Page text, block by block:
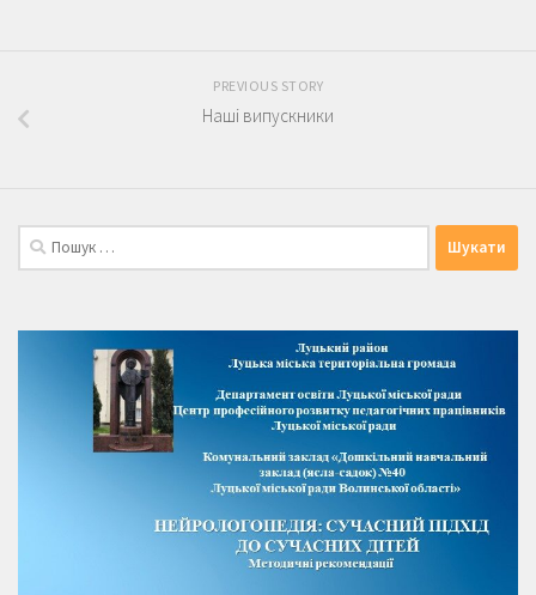
PREVIOUS STORY
Наші випускники
Пошук: